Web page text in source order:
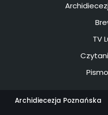
TV
Archidiecezja Poznańska